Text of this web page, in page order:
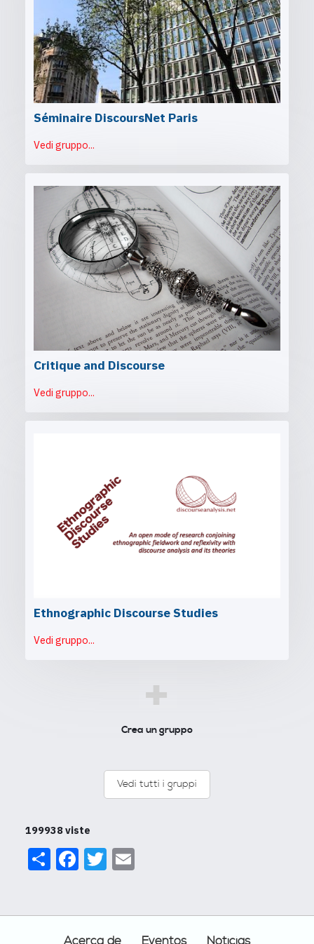
Séminaire DiscoursNet Paris
Vedi gruppo...
Critique and Discourse
Vedi gruppo...
Ethnographic Discourse Studies
Vedi gruppo...
+
Crea un gruppo
Vedi tutti i gruppi
199938 viste
ShareFacebook
Twitter